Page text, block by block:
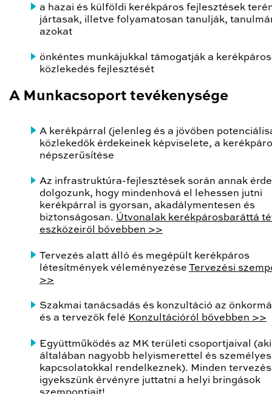
a hazai és külföldi kerékpáros fejlesztések
jártasak, illetve folyamatosan tanulják,
azokat
önkéntes munkájukkal támogatják a kerékpáros
közlekedés fejlesztését
A Munkacsoport tevékenysége
A kerékpárral (jelenleg és a jövőben
közlekedők érdekeinek képviselete, a
népszerűsítése
Az infrastruktúra-fejlesztések során annak
dolgozunk, hogy mindenhová el lehessen jutni
kerékpárral is gyorsan, akadálymentesen és
biztonságosan. Útvonalak kerékpárosbaráttá
eszközeiről bővebben >>
Tervezés alatt álló és megépült kerékpáros
létesítmények véleményezése Tervezési
>>
Szakmai tanácsadás és konzultáció az
és a tervezők felé Konzultációról bővebben >>
Együttműködés az MK területi csoportjaival
általában nagyobb helyismerettel és személyes
kapcsolatokkal rendelkeznek). Minden
igyekszünk érvényre juttatni a helyi bringások